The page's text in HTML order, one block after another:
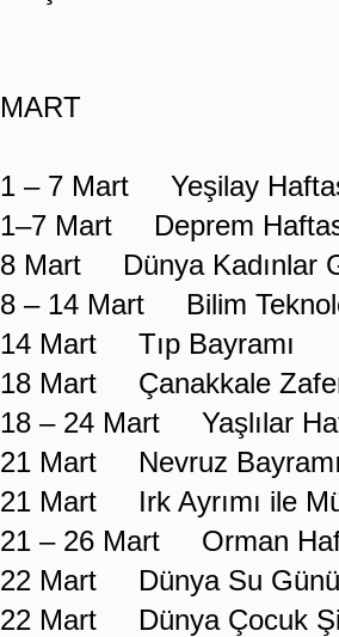
MART
1 – 7 Mart Yeşilay
1–7 Mart Deprem
8 Mart Dünya Kadınlar
8 – 14 Mart Bilim
14 Mart Tıp Bayramı
18 Mart Çanakkale
18 – 24 Mart Yaşlılar
21 Mart Nevruz
21 Mart Irk Ayrımı ile
21 – 26 Mart Orman
22 Mart Dünya Su Günü
22 Mart Dünya Çocuk